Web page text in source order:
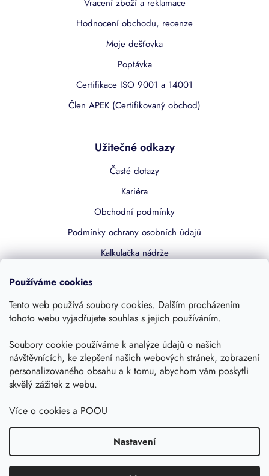
Používáme cookies
Tento web používá soubory cookies. Dalším procházením
tohoto webu vyjadřujete souhlas s jejich používáním.
Soubory cookie používáme k analýze údajů o našich
návštěvnících, ke zlepšení našich webových stránek, zobrazení
personalizovaného obsahu a k tomu, abychom vám poskytli
skvělý zážitek z webu.
Více o cookies a POOU
Nastavení
Vracení zboží a reklamace
Hodnocení obchodu, recenze
Moje dešťovka
Poptávka
Certifikace ISO 9001 a 14001
Člen APEK (Certifikovaný obchod)
Užitečné odkazy
Časté dotazy
Kariéra
Obchodní podmínky
Podmínky ochrany osobních údajů
Kalkulačka nádrže
Kontakty
Sledujte nás
Copyright 2026, Dešťovka.eu Shoptet